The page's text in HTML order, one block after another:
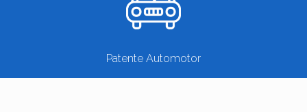
Patente Automotor